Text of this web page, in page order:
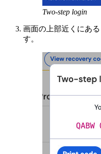
Two-step login
画面の上部近くにある
す。